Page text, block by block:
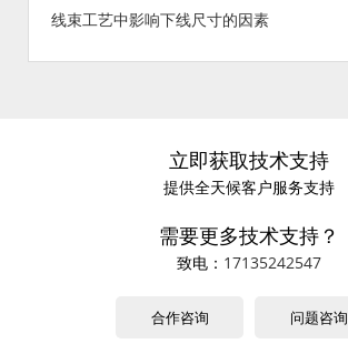
线束工艺中影响下线尺寸的因素
立即获取技术支持
提供全天候客户服务支持
需要更多技术支持？
致电： 17135242547
合作咨询 问题咨询